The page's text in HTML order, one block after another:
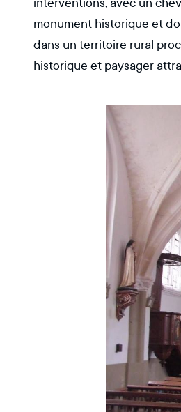
interventions, avec un
monument historique et
dans un territoire rural
historique et paysager